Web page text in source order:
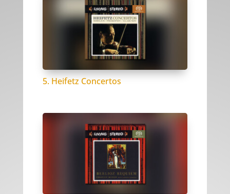
5. Heifetz Concertos